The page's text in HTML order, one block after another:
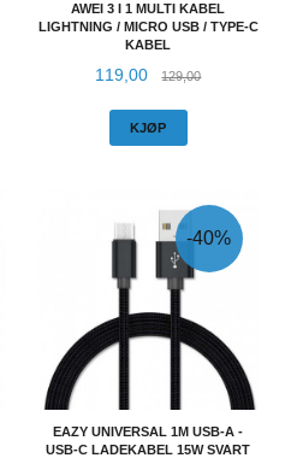
AWEI 3 I 1 MULTI KABEL
LIGHTNING / MICRO USB / TYPE-C
KABEL
Tilbud
119,00 129,00Rabatt
KJØP
EAZY UNIVERSAL 1M USB-A -
USB-C LADEKABEL 15W SVART
-40%